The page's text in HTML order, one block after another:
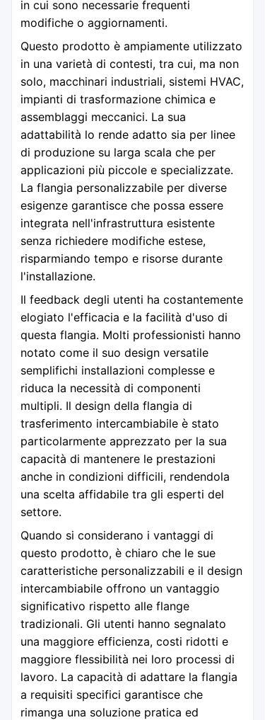
in cui sono necessarie frequenti
modifiche o aggiornamenti.
Questo prodotto è ampiamente utilizzato
in una varietà di contesti, tra cui, ma non
solo, macchinari industriali, sistemi HVAC,
impianti di trasformazione chimica e
assemblaggi meccanici. La sua
adattabilità lo rende adatto sia per linee
di produzione su larga scala che per
applicazioni più piccole e specializzate.
La flangia personalizzabile per diverse
esigenze garantisce che possa essere
integrata nell'infrastruttura esistente
senza richiedere modifiche estese,
risparmiando tempo e risorse durante
l'installazione.
Il feedback degli utenti ha costantemente
elogiato l'efficacia e la facilità d'uso di
questa flangia. Molti professionisti hanno
notato come il suo design versatile
semplifichi installazioni complesse e
riduca la necessità di componenti
multipli. Il design della flangia di
trasferimento intercambiabile è stato
particolarmente apprezzato per la sua
capacità di mantenere le prestazioni
anche in condizioni difficili, rendendola
una scelta affidabile tra gli esperti del
settore.
Quando si considerano i vantaggi di
questo prodotto, è chiaro che le sue
caratteristiche personalizzabili e il design
intercambiabile offrono un vantaggio
significativo rispetto alle flange
tradizionali. Gli utenti hanno segnalato
una maggiore efficienza, costi ridotti e
maggiore flessibilità nei loro processi di
lavoro. La capacità di adattare la flangia
a requisiti specifici garantisce che
rimanga una soluzione pratica ed